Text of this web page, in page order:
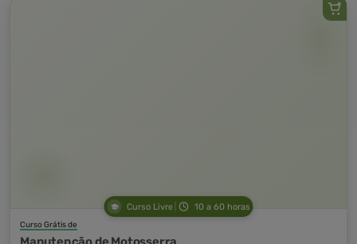
Curso Livre 10 a 60 horas
Curso Grátis de